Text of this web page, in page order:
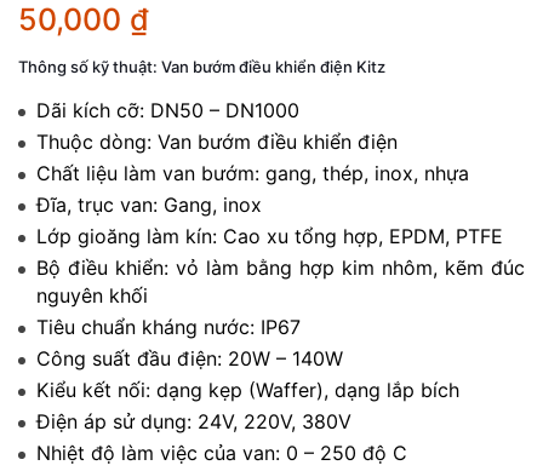
50,000 ₫
Thông số kỹ thuật: Van bướm điều khiển điện Kitz
Dãi kích cỡ: DN50 – DN1000
Thuộc dòng: Van bướm điều khiển điện
Chất liệu làm van bướm: gang, thép, inox, nhựa
Đĩa, trục van: Gang, inox
Lớp gioăng làm kín: Cao xu tổng hợp, EPDM, PTFE
Bộ điều khiển: vỏ làm bằng hợp kim nhôm, kẽm đúc
nguyên khối
Tiêu chuẩn kháng nước: IP67
Công suất đầu điện: 20W – 140W
Kiểu kết nối: dạng kẹp (Waffer), dạng lắp bích
Điện áp sử dụng: 24V, 220V, 380V
Nhiệt độ làm việc của van: 0 – 250 độ C